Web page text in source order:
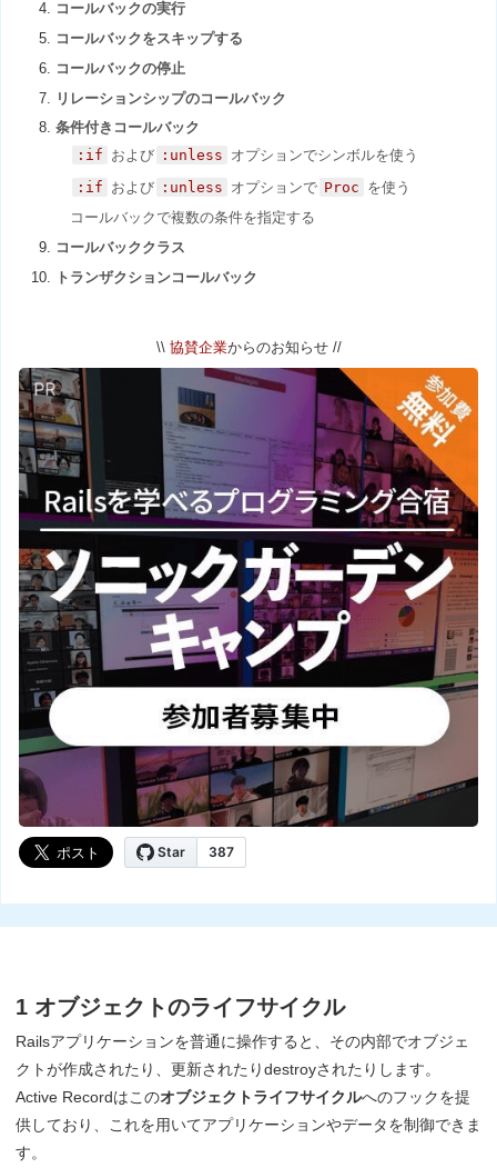
コールバックの実行
コールバックをスキップする
コールバックの停止
リレーションシップのコールバック
条件付きコールバック
:if および :unless オプションでシンボルを使う
:if および :unless オプションで Proc を使う
コールバックで複数の条件を指定する
コールバッククラス
トランザクションコールバック
\\ 協賛企業からのお知らせ //
1 オブジェクトのライフサイクル
Railsアプリケーションを普通に操作すると、その内部でオブジェ
クトが作成されたり、更新されたりdestroyされたりします。
Active Recordはこのオブジェクトライフサイクルへのフックを提
供しており、これを用いてアプリケーションやデータを制御できま
す。